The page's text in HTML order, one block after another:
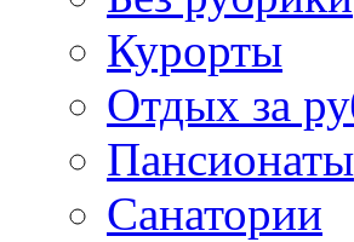
Курорты
Отдых за
Пансионаты
Санатории